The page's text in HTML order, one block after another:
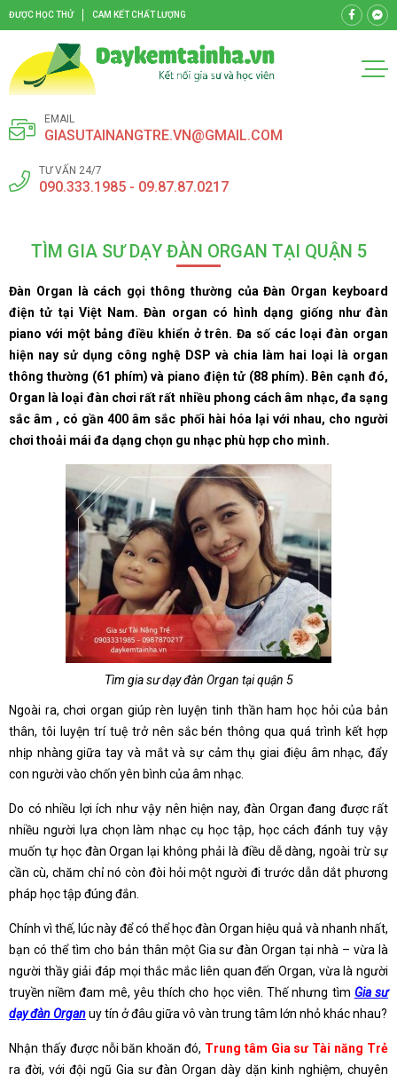
ĐƯỢC HỌC THỬ CAM KẾT CHẤT LƯỢNG
EMAIL
GIASUTAINANGTRE.VN@GMAIL.COM
TƯ VẤN 24/7
090.333.1985 - 09.87.87.0217
TÌM GIA SƯ DẠY ĐÀN ORGAN TẠI QUẬN 5
Đàn Organ là cách gọi thông thường của Đàn Organ keyboard
điện tử tại Việt Nam. Đàn organ có hình dạng giống như đàn
piano với một bảng điều khiển ở trên. Đa số các loại đàn organ
hiện nay sử dụng công nghệ DSP và chia làm hai loại là organ
thông thường (61 phím) và piano điện tử (88 phím). Bên cạnh đó,
Organ là loại đàn chơi rất rất nhiều phong cách âm nhạc, đa sạng
sắc âm , có gần 400 âm sắc phối hài hóa lại với nhau, cho người
chơi thoải mái đa dạng chọn gu nhạc phù hợp cho mình.
Tìm gia sư dạy đàn Organ tại quận 5
Ngoài ra, chơi organ giúp rèn luyện tinh thần ham học hỏi của bản
thân, tôi luyện trí tuệ trở nên sắc bén thông qua quá trình kết hợp
nhịp nhàng giữa tay và mắt và sự cảm thụ giai điệu âm nhạc, đẩy
con người vào chốn yên bình của âm nhạc.
Do có nhiều lợi ích như vậy nên hiện nay, đàn Organ đang được rất
nhiều người lựa chọn làm nhạc cụ học tập, học cách đánh tuy vậy
muốn tự học đàn Organ lại không phải là điều dễ dàng, ngoài trừ sự
cần cù, chăm chỉ nó còn đòi hỏi một người đi trước dẫn dắt phương
pháp học tập đúng đắn.
Chính vì thế, lúc này để có thể học đàn Organ hiệu quả và nhanh nhất,
bạn có thể tìm cho bản thân một Gia sư đàn Organ tại nhà – vừa là
người thầy giải đáp mọi thắc mắc liên quan đến Organ, vừa là người
truyền niềm đam mê, yêu thích cho học viên. Thế nhưng tìm Gia sư
dạy đàn Organuy tín ở đâu giữa vô vàn trung tâm lớn nhỏ khác nhau?
Nhận thấy được nỗi băn khoăn đó, Trung tâm Gia sư Tài năng Trẻ
ra đời, với đội ngũ Gia sư đàn Organ dày dặn kinh nghiệm, chuyên